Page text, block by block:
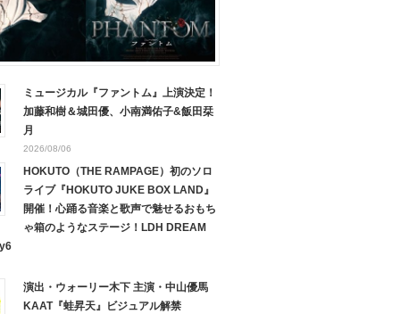
ミュージカル『ファントム』上演決定！
加藤和樹＆城田優、小南満佑子&飯田栞
月
2026/08/06
HOKUTO（THE RAMPAGE）初のソロ
ライブ『HOKUTO JUKE BOX LAND』
開催！心踊る音楽と歌声で魅せるおもち
ゃ箱のようなステージ！LDH DREAM
演出・ウォーリー木下 主演・中山優馬
KAAT『蛙昇天』ビジュアル解禁